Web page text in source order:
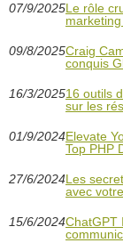
07/9/2025Le rôle
09/8/2025Craig
conquis
16/3/202516 outils
sur les
01/9/2024Elevate
Top PHP
27/6/2024Les
avec
15/6/2024ChatGPT